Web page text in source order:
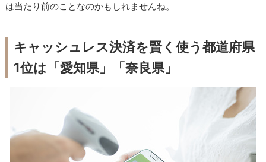
は当たり前のことなのかもしれませんね。
キャッシュレス決済を賢く使う都道府県
1位は「愛知県」「奈良県」